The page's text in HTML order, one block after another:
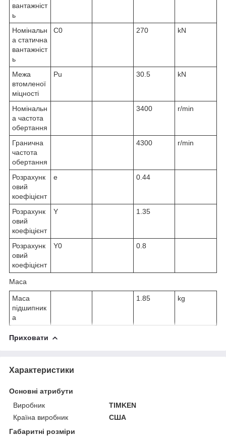
вантажніст
ь
Номінальн
а статична
вантажніст
ь
C0 270 kN
Межа
втомленої
міцності
Pu 30.5 kN
Номінальн
а частота
обертання
3400 r/min
Гранична
частота
обертання
4300 r/min
Розрахунк
овий
коефіцієнт
e 0.44
Розрахунк
овий
коефіцієнт
Y 1.35
Розрахунк
овий
коефіцієнт
Y0 0.8
Маса
Маса
підшипник
а
1.85 kg
Приховати
Характеристики
Основні атрибути
Виробник
TIMKEN
Країна виробник
США
Габаритні розміри